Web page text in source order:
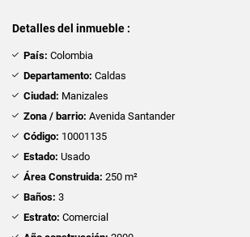
Detalles del inmueble :
País: Colombia
Departamento: Caldas
Ciudad: Manizales
Zona / barrio: Avenida Santander
Código: 10001135
Estado: Usado
Área Construida: 250 m²
Baños: 3
Estrato: Comercial